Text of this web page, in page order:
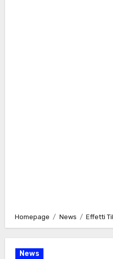
Homepage News Effetti
News